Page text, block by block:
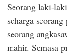
Seorang laki-
seharga
seorang
mahir. Semasa